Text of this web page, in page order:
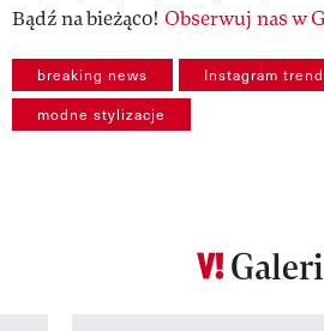
Bądź na bieżąco! Obserwuj nas w
breaking news Instagram
modne stylizacje